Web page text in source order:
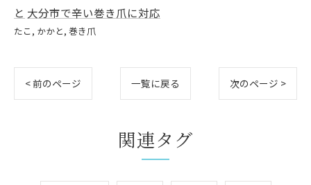
と 大分市で辛い巻き爪に対応
たこ かかと 巻き爪
< 前のページ 一覧に戻る 次のページ >
関連タグ